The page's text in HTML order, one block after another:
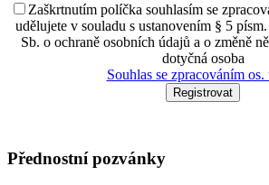
Zaškrtnutím políčka souhlasím se
udělujete v souladu s ustanovením § 5
Sb. o ochraně osobních údajů a o změně
dotyčná osoba
Souhlas se zpracováním os.
Přednostní pozvánky